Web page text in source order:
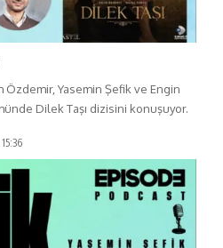
Yasemin Şefik ve Engin
Dilek Taşı dizisini konuşuyor.